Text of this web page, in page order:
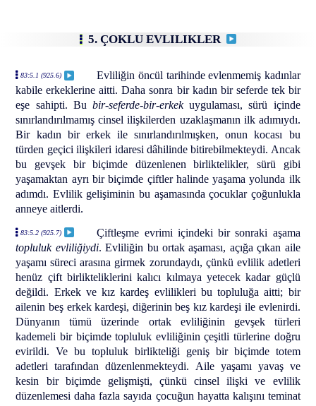
5. ÇOKLU EVLILIKLER
83:5.1 (925.6)
Evliliğin öncül tarihinde evlenmemiş kadınlar
kabile erkeklerine aitti. Daha sonra bir kadın bir seferde tek bir
eşe sahipti. Bu bir-seferde-bir-erkekuygulaması, sürü içinde
sınırlandırılmamış cinsel ilişkilerden uzaklaşmanın ilk adımıydı.
Bir kadın bir erkek ile sınırlandırılmışken, onun kocası bu
türden geçici ilişkileri idaresi dâhilinde bitirebilmekteydi. Ancak
bu gevşek bir biçimde düzenlenen birliktelikler, sürü gibi
yaşamaktan ayrı bir biçimde çiftler halinde yaşama yolunda ilk
adımdı. Evlilik gelişiminin bu aşamasında çocuklar çoğunlukla
anneye aitlerdi.
83:5.2 (925.7)
Çiftleşme evrimi içindeki bir sonraki aşama
topluluk evliliğiydi. Evliliğin bu ortak aşaması, açığa çıkan aile
yaşamı süreci arasına girmek zorundaydı, çünkü evlilik adetleri
henüz çift birlikteliklerini kalıcı kılmaya yetecek kadar güçlü
değildi. Erkek ve kız kardeş evlilikleri bu topluluğa aitti; bir
ailenin beş erkek kardeşi, diğerinin beş kız kardeşi ile evlenirdi.
Dünyanın tümü üzerinde ortak evliliğinin gevşek türleri
kademeli bir biçimde topluluk evliliğinin çeşitli türlerine doğru
evirildi. Ve bu topluluk birlikteliği geniş bir biçimde totem
adetleri tarafından düzenlenmekteydi. Aile yaşamı yavaş ve
kesin bir biçimde gelişmişti, çünkü cinsel ilişki ve evlilik
düzenlemesi daha fazla sayıda çocuğun hayatta kalışını teminat